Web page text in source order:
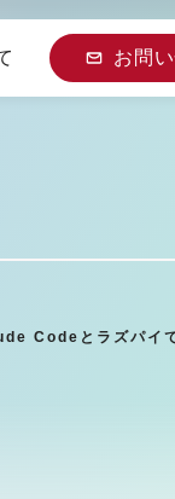
お問
Codeとラズパイ